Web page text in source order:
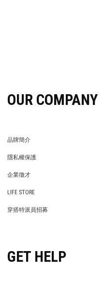
OUR COMPANY
品牌簡介
隱私權保護
企業徵才
LIFE STORE
穿搭特派員招募
GET HELP